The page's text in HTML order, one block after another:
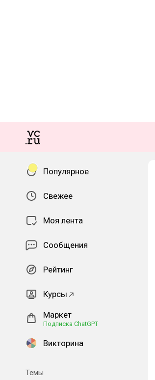
Популярное
Свежее
Моя лента
Сообщения
Рейтинг
Курсы
Маркет
Подписка ChatGPT
Викторина
Темы